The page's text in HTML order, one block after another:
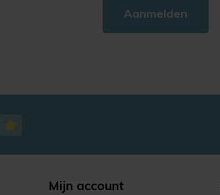
Aanmelden
Mijn account